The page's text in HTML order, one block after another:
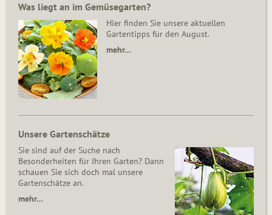
Was liegt an im Gemüsegarten?
Hier finden Sie unsere aktuellen
Gartentipps für den August.
mehr…
Unsere Gartenschätze
Sie sind auf der Suche nach
Besonderheiten für Ihren Garten? Dann
schauen Sie sich doch mal unsere
Gartenschätze an.
mehr…